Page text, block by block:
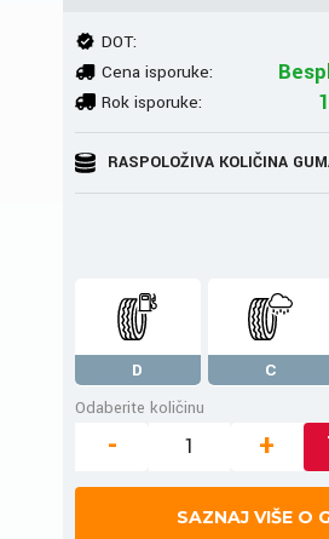
DOT:
Cena isporuke:
Rok isporuke:
RASPOLOŽIVA KOLIČINA
D C
Odaberite količinu
- +
SAZNAJ VIŠE O